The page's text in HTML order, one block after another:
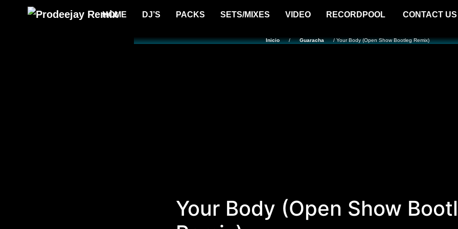
HOME DJ’S PACKS SETS/MIXES VIDEO RECORDPOOL CONTACT US
Inicio / Guaracha / Your Body (Open Show Bootleg Remix)
Your Body (Open Show